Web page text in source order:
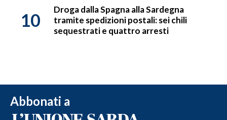
10
Droga dalla Spagna alla Sardegna
tramite spedizioni postali: sei chili
sequestrati e quattro arresti
Abbonati a